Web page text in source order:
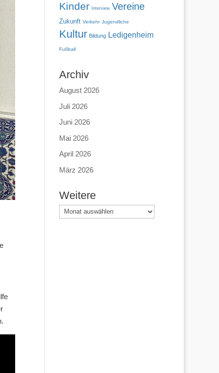
Kinder Interview Vereine
Zukunft Verkehr Jugendliche
Kultur Bildung Ledigenheim
Fußball
Archiv
August 2026
Juli 2026
Juni 2026
Mai 2026
April 2026
März 2026
Weitere
Weitere